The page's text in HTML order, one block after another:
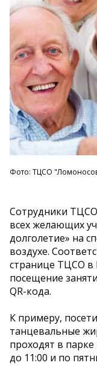
Фото: ТЦСО
Сотрудники
всех желающих
долголетие» на
воздухе.
странице ТЦСО в
посещение
QR-кода.
К примеру,
танцевальные
проходят в
до 11:00 и по